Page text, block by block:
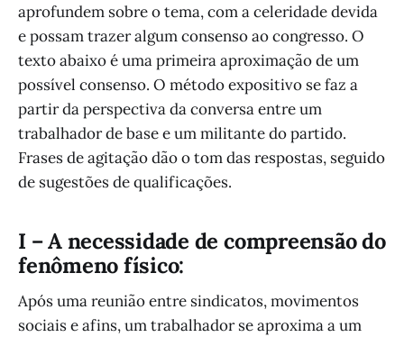
aprofundem sobre o tema, com a celeridade devida
e possam trazer algum consenso ao congresso. O
texto abaixo é uma primeira aproximação de um
possível consenso. O método expositivo se faz a
partir da perspectiva da conversa entre um
trabalhador de base e um militante do partido.
Frases de agitação dão o tom das respostas, seguido
de sugestões de qualificações.
I – A necessidade de compreensão do
fenômeno físico:
Após uma reunião entre sindicatos, movimentos
sociais e afins, um trabalhador se aproxima a um